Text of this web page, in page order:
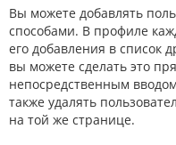
Вы можете добавлять
способами. В профиле
его добавления в список
вы можете сделать это
непосредственным
также удалять
на той же странице.